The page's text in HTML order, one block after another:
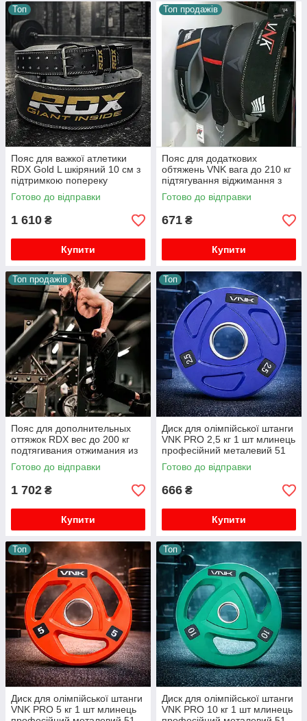
Топ
Пояс для важкої атлетики
RDX Gold L шкіряний 10 см з
підтримкою попереку
подвійна пряжка
Готово до відправки
1 610 ₴
Купити
Топ продажів
Пояс для додаткових
обтяжень VNK вага до 210 кг
підтягування віджимання з
поліпропілену карабін кільця
Готово до відправки
671 ₴
Купити
Топ продажів
Пояс для дополнительных
оттяжок RDX вес до 200 кг
подтягивания отжимания из
полипропилена.
Готово до відправки
1 702 ₴
Купити
Топ
Диск для олімпійської штанги
VNK PRO 2,5 кг 1 шт млинець
професійний металевий 51
мм
Готово до відправки
666 ₴
Купити
Топ
Диск для олімпійської штанги
VNK PRO 5 кг 1 шт млинець
Топ
Диск для олімпійської штанги
VNK PRO 10 кг 1 шт млинець